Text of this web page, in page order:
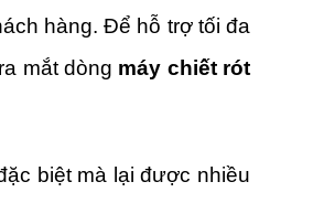
hàng. Để hỗ trợ tối đa
mắt dòng máy chiết rót
biệt mà lại được nhiều